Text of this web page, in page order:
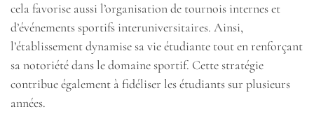
cela favorise aussi l’organisation de tournois internes et
d’événements sportifs interuniversitaires. Ainsi,
l’établissement dynamise sa vie étudiante tout en renforçant
sa notoriété dans le domaine sportif. Cette stratégie
contribue également à fidéliser les étudiants sur plusieurs
années.